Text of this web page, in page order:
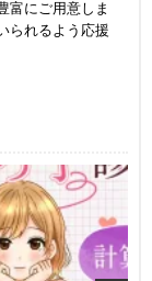
富にご用意しま
られるよう応援